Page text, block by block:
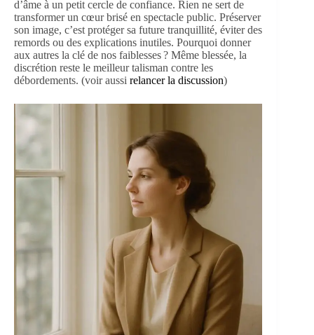
d’âme à un petit cercle de confiance. Rien ne sert de
transformer un cœur brisé en spectacle public. Préserver
son image, c’est protéger sa future tranquillité, éviter des
remords ou des explications inutiles. Pourquoi donner
aux autres la clé de nos faiblesses ? Même blessée, la
discrétion reste le meilleur talisman contre les
débordements. (voir aussi relancer la discussion)